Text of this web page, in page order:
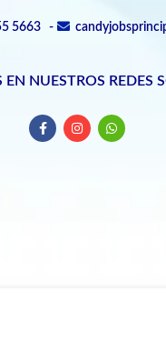
5663 -
EN NUESTROS REDES